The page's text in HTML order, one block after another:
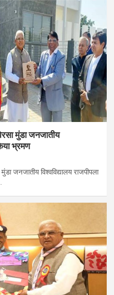
मुंडा जनजातीय
भ्रमण
जनजातीय विश्वविद्यालय राजपीपला